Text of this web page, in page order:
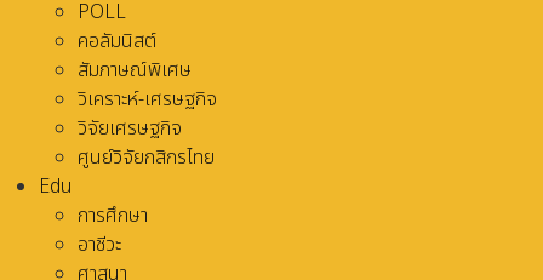
POLL
คอลัมนิสต์
สัมภาษณ์พิเศษ
วิเคราะห์-เศรษฐกิจ
วิจัยเศรษฐกิจ
ศูนย์วิจัยกสิกรไทย
Edu
การศึกษา
อาชีวะ
ศาสนา